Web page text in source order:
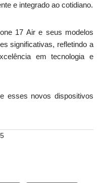
e integrado ao cotidiano.
17 Air e seus modelos
significativas, refletindo a
em tecnologia e
esses novos dispositivos